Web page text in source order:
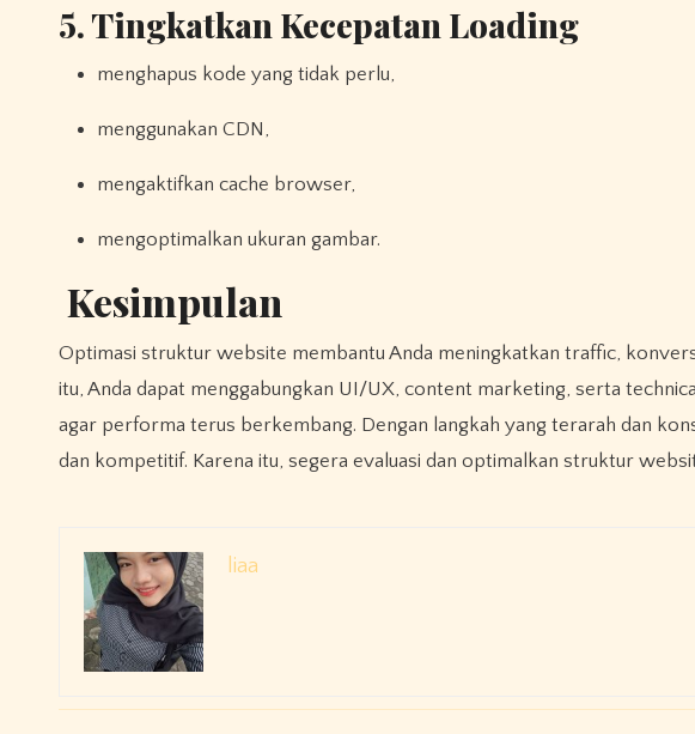
5. Tingkatkan Kecepatan Loading
menghapus kode yang tidak perlu,
menggunakan CDN,
mengaktifkan cache browser,
mengoptimalkan ukuran gambar.
Kesimpulan
Optimasi struktur website membantu Anda meningkatkan traffic, konversi, dan pengalaman pengguna secara konsisten. Selain
itu, Anda dapat menggabungkan UI/UX, content marketing, serta
agar performa terus berkembang. Dengan langkah yang terarah dan
dan kompetitif. Karena itu, segera evaluasi dan optimalkan struktur
liaa